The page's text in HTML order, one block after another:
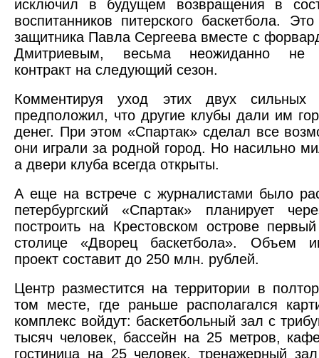
исключил в будущем возвращения в
воспитанников питерского баскетбола.
защитника Павла Сергеева вместе с
Дмитриевым, весьма неожиданно не
контракт на следующий сезон.
Комментируя уход этих двух сильных
предположил, что другие клубы дали им
денег. При этом «Спартак» сделал все
они играли за родной город. Но насильно
а двери клуба всегда открыты.
А еще на встрече с журналистами было
петербургский «Спартак» планирует
построить на Крестовском острове
столице «Дворец баскетбола». Объем
проект составит до 250 млн. рублей.
Центр разместится на территории в
том месте, где раньше располагался
комплекс войдут: баскетбольный зал с
тысяч человек, бассейн на 25 метров,
гостиница на 25 человек, тренажерный